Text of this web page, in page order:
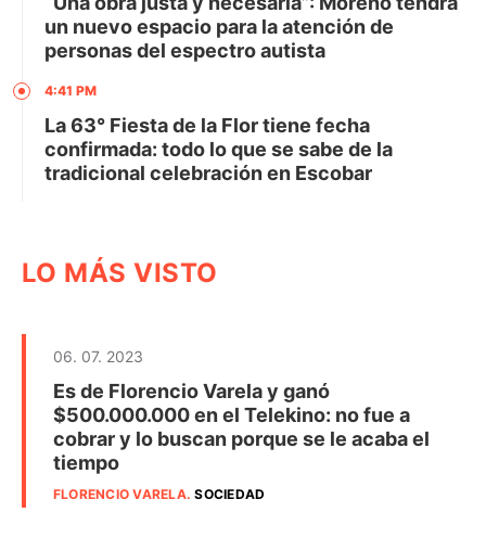
un nuevo espacio para la atención de
personas del espectro autista
4:41 PM
La 63° Fiesta de la Flor tiene fecha
confirmada: todo lo que se sabe de la
tradicional celebración en Escobar
LO MÁS VISTO
06. 07. 2023
Es de Florencio Varela y ganó
$500.000.000 en el Telekino: no fue a
cobrar y lo buscan porque se le acaba el
tiempo
FLORENCIO VARELA.SOCIEDAD